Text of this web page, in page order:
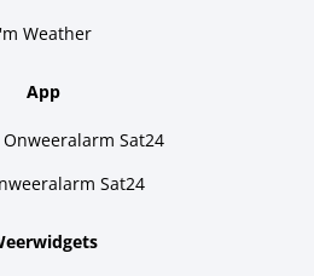
Weather
App
Sat24
Sat24